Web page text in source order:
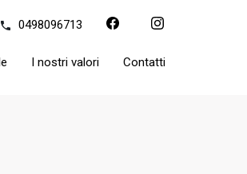
0498096713
I nostri valori Contatti